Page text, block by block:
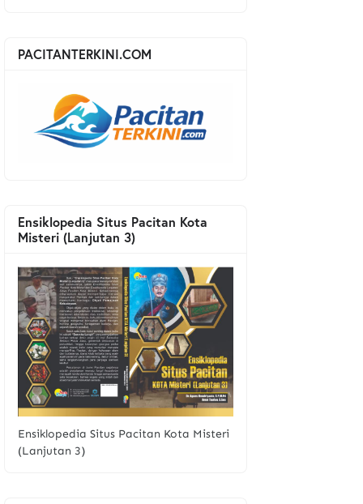
PACITANTERKINI.COM
Ensiklopedia Situs Pacitan Kota
Misteri (Lanjutan 3)
Ensiklopedia Situs Pacitan Kota Misteri
(Lanjutan 3)